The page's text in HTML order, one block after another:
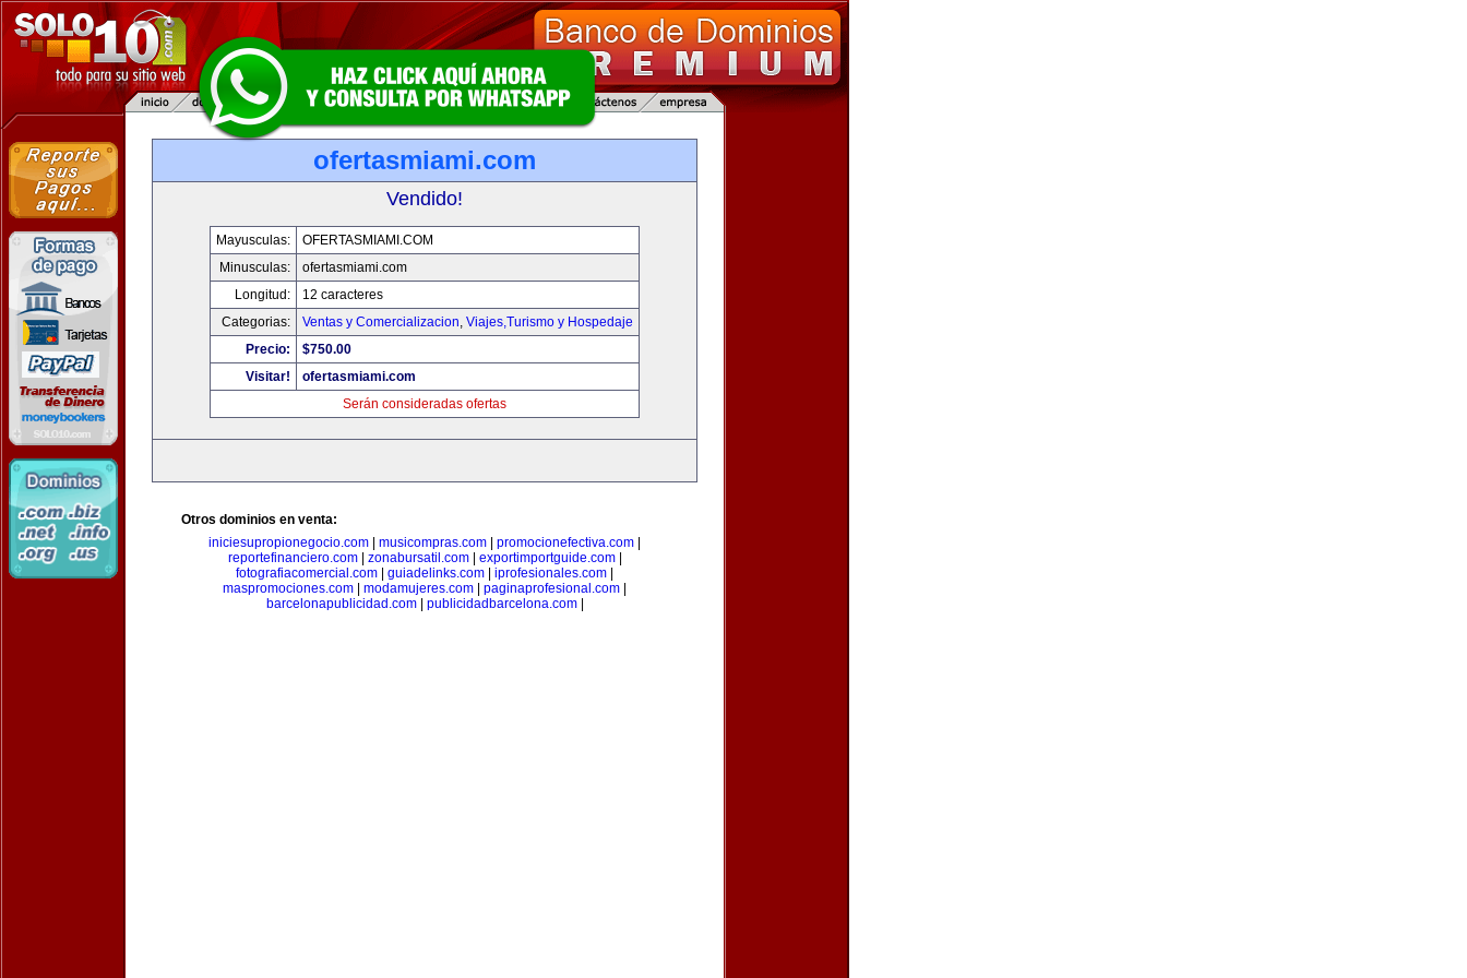
ofertasmiami.com
Vendido!
Mayusculas:
OFERTASMIAMI.COM
Minusculas:
ofertasmiami.com
Longitud:
12 caracteres
Categorias:
Ventas y Comercializacion, Viajes,Turismo y Hospedaje
Precio:
$750.00
Visitar!
ofertasmiami.com
Serán consideradas ofertas
Otros dominios en venta:
iniciesupropionegocio.com
musicompras.com promocionefectiva.com
reportefinanciero.com| zonabursatil.com| exportimportguide.com|
fotografiacomercial.com
guiadelinks.com iprofesionales.com
maspromociones.com
modamujeres.com paginaprofesional.com
barcelonapublicidad.com| publicidadbarcelona.com|